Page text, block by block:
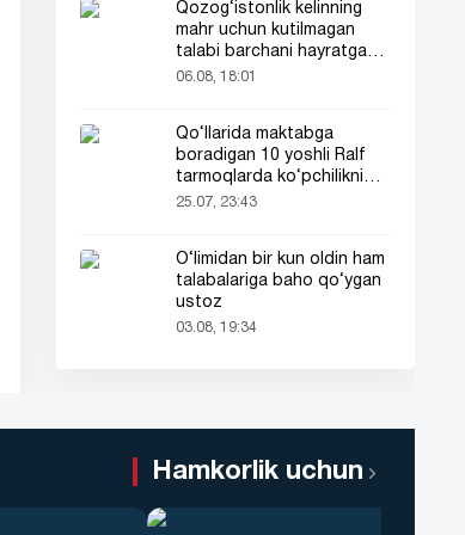
Qozog‘istonlik kelinning
mahr uchun kutilmagan
talabi barchani hayratga
soldi
06.08, 18:01
Qo‘llarida maktabga
boradigan 10 yoshli Ralf
tarmoqlarda ko‘pchilikni
ta’sirlantirdi
25.07, 23:43
O‘limidan bir kun oldin ham
talabalariga baho qo‘ygan
ustoz
03.08, 19:34
Hamkorlik uchun